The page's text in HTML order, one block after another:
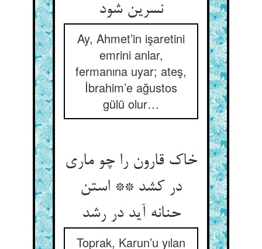
نسرین شود
Ay, Ahmet’in işaretini
emrini anlar,
fermanına uyar; ateş,
İbrahim’e ağustos
gülü olur…
خاک قارون را چو ماری
در کشد ** استن
حنانه آید در رشد
Toprak, Karun’u yılan